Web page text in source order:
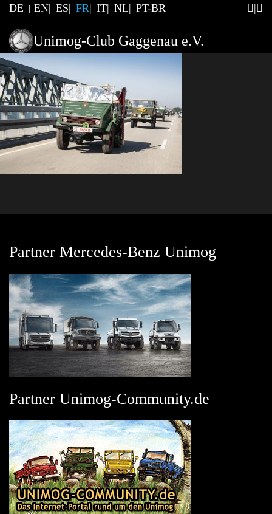
DE EN ES FR IT NL PT-BR
Unimog-Club Gaggenau e.V.
Partner Mercedes-Benz Unimog
Partner Unimog-Community.de